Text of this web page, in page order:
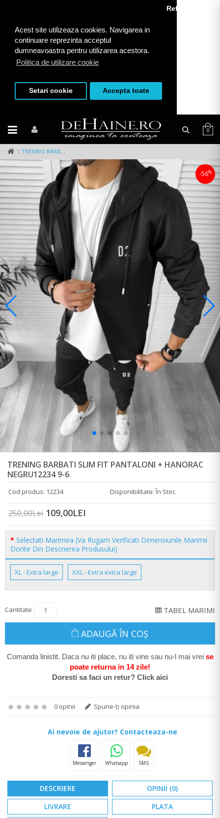
Acest site utilizeaza cookies. Navigarea in
continuare reprezinta acceptul
dumneavoastra pentru utilizarea acestora.
Politica de utilizare cookie
Refuza toate
Setari cookie Accepta toate
0
TRENING BARBATI SLIM FIT PANTALONI + HANORAC NEGRU12234 9-6
-56%
TRENING BARBATI SLIM FIT PANTALONI + HANORAC
NEGRU12234 9-6
Cod produs: 12234 Disponibilitate: În Stoc
250,00Lei 109,00LEI
Selectati Marimea (Va Rugam Verificati Dimensiunile Marimii
Dorite Din Descrierea Produsului)
XL - Extra large XXL - Extra extra large
Cantitate TABEL MARIMI
ADAUGĂ ÎN COŞ
Comanda linistit. Daca nu iti place, nu iti vine sau nu-l mai vrei se
poate returna in 14 zile!
Doresti sa faci un retur? Click aici
0 opinii Spune-ţi opinia
Ai nevoie de ajutor? Contacteaza-ne
Messenger Whatsapp SMS
DESCRIERE
OPINII (0)
LIVRARE
PLATA